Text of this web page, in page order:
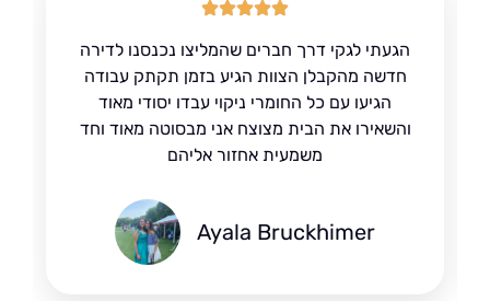
הגעתי לגקי דרך חברים שהמליצו נכנסנו לדירה
חדשה מהקבלן הצוות הגיע בזמן תקתק עבודה
הגיעו עם כל החומרי ניקוי עבדו יסודי מאוד
והשאירו את הבית מצוצח אני מבסוטה מאוד וחד
משמעית אחזור אליהם
Ayala Bruckhimer